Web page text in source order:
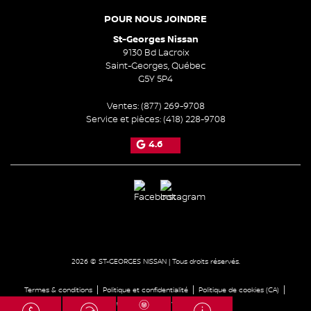
POUR NOUS JOINDRE
St-Georges Nissan
9130 Bd Lacroix
Saint-Georges,Québec
G5Y 5P4
Ventes:(877) 269-9708
Service et pièces:(418) 228-9708
4.6
2026 © ST-GEORGES NISSAN| Tous droits réservés.
Termes & conditions| Politique et confidentialité| Politique de cookies (CA)
Paramétrer les cookies Droit à la réparation